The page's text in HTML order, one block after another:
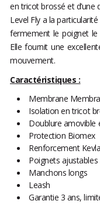
en tricot brossé et d’une
Level Fly a la
fermement le poignet
Elle fournit une
mouvement.
Caractéristiques :
Membrane
Isolation en tricot
Doublure amovible
Protection Biomex
Renforcement
Poignets ajustables
Manchons longs
Leash
Garantie 3 ans,